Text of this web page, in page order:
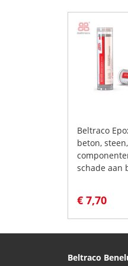
Beltraco
beton,
schade aan
€ 7,70
Beltraco